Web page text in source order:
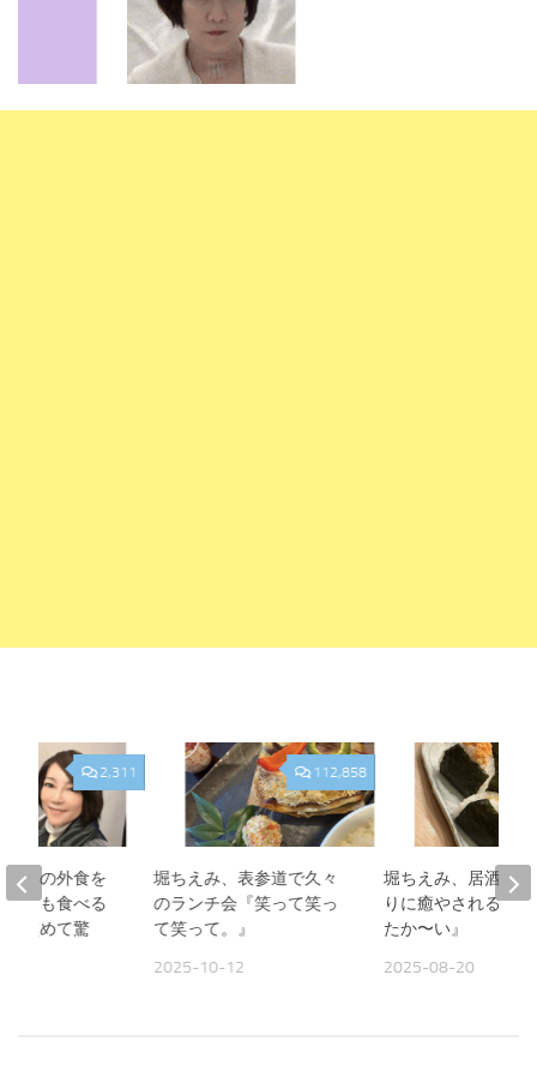
112,858
堀ちえみ、表参道で久々
のランチ会『笑って笑っ
て笑って。』
2025-10-12
堀ちえみ、居酒屋
りに癒やされる夜
たか〜い』
2025-08-20
2,311
夫との外食を
よりも食べる
て改めて驚